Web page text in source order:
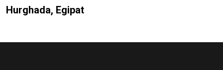
Hurghada, Egipat